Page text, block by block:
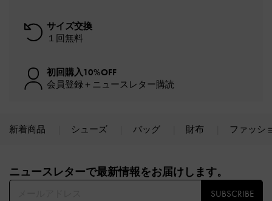
サイズ交換
１回無料
初回購入10%OFF
会員登録＋ニュースレター購読
新着商品 シューズ バッグ 財布 ファッシ
ニュースレターで最新情報をお届けします。​
SUBSCRIBE